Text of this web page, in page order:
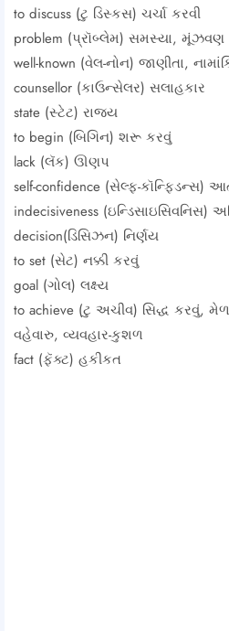
to discuss (ટુ ડિસ્કસ) ચર્ચા કરવી
problem (પ્રૉબ્લેમ) સમસ્યા, મૂંઝવણ
well-known (વેલ-નોન) જાણીતા,
counsellor (કાઉન્સેલર) સલાહકાર
state (સ્ટેટ) રાજ્ય
to begin (બિગિન) શરૂ કરવું
lack (લૅક) ઊણપ
self-confidence (સેલ્ફ-કૉન્ફિડન્સ)
indecisiveness (ઇન્ડિસાઇસિવનિસ)
decision(ડિસિઝન) નિર્ણય
to set (સેટ) નક્કી કરવું
goal (ગોલ) લક્ષ્ય
to achieve (ટુ અચીવ) સિદ્ધ કરવું,
વહેવારુ, વ્યવહાર-કુશળ
fact (ફૅક્ટ) હકીકત